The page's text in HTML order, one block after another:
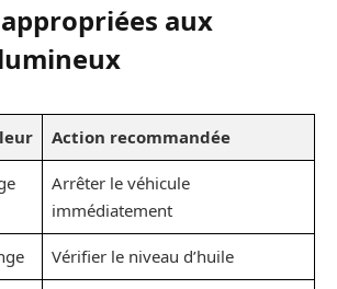
aux
Action recommandée
Arrêter le véhicule
immédiatement
Vérifier le niveau d’huile